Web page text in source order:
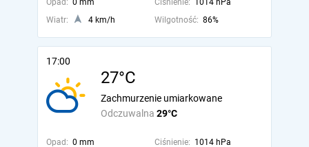
Opad: 0 mm Ciśnienie: 1014 hPa
Wiatr:
4 km/h Wilgotność: 86%
17:00
27°C
Odczuwalna 29°C
Zachmurzenie umiarkowane
Opad: 0 mm Ciśnienie: 1014 hPa